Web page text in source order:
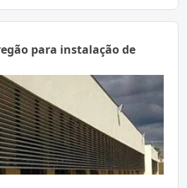
para instalação de